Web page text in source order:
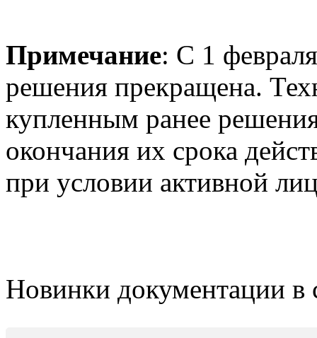
Примечание: С 1
решения прекращена.
купленным ранее
окончания их срока
при условии активной
Новинки документации в